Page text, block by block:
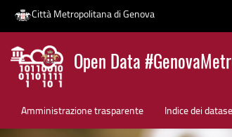
Salta
contenuto
Città Metropolitana di Genova
Open Data
Amministrazione trasparente Indice dei
News